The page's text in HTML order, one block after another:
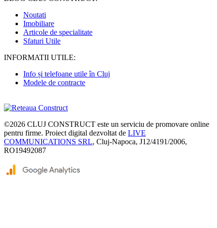
Noutati
Imobiliare
Articole de specialitate
Sfaturi Utile
INFORMATII UTILE:
Info și telefoane utile în Cluj
Modele de contracte
©2026 CLUJ CONSTRUCT este un serviciu de promovare online
pentru firme. Proiect digital dezvoltat de LIVE
COMMUNICATIONS SRL, Cluj-Napoca, J12/4191/2006,
RO19492087